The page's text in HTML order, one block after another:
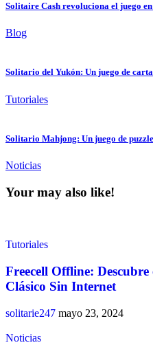
Solitaire Cash revoluciona el juego
Blog
Solitario del Yukón: Un juego de
Tutoriales
Solitario Mahjong: Un juego de
Noticias
Your may also like!
Tutoriales
Freecell Offline:
Clásico Sin Internet
solitarie247 mayo 23, 2024
Noticias